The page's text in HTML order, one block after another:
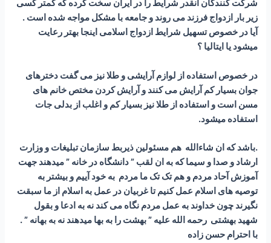
شرکت کنندگان آنقدر شرایط را در ایران سخت کرده که کمتر کسی
زیر بار ازدواج فرزند می روند و جامعه با مشکل مواجه شده است .
آیا در خصوص تسهیل شرایط ازدواج اسلامی اینجا بهتر رعایت
میشود یا ایتالیا ؟
در خصوص استفاده از لوازم آرایشی و طلا نیز می گفت دخترهای
جوان بسیار کم آرایش می کنند و آرایش کردن مختص خانم های
مسن است و استفاده از طلا نیز بسیار کم و اغلب از بدلی جات
استفاده میشود.
.باشد که ان شاءالله هم مسئولین ذیربط سازمان تبلیغات و وزارت
ارشاد و صدا و سیما که به ان لقب ” دانشگاه در خانه ” میدهند جهت
آموزش آحاد مردم و هم تک تک ما مردم به خود آییم و بیشتر به
توصیه های اسلام عمل کنیم تا غربیان در عمل به اسلام از ما سبقت
نگیرند چون خداوند به عمل مردم نگاه می کند نه به ادعا و بقول
شهید بهشتی رحمه الله علیه ” بهشت را به بها میدهند نه به بهانه ” .
با احترام حسن زاده